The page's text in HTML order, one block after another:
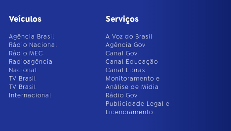
Veículos
Agência Brasil
Rádio Nacional
Rádio MEC
Radioagência
Nacional
TV Brasil
TV Brasil
Internacional
Serviços
A Voz do Brasil
Agência Gov
Canal Gov
Canal Educação
Canal Libras
Monitoramento e
Análise de Mídia
Rádio Gov
Publicidade Legal e
Licenciamento